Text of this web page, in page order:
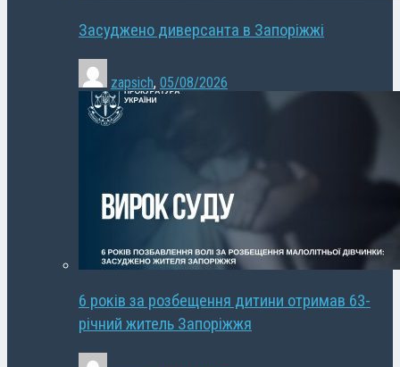
Засуджено диверсанта в Запоріжжі
zapsich, 05/08/2026
6 років за розбещення дитини отримав 63-
річний житель Запоріжжя